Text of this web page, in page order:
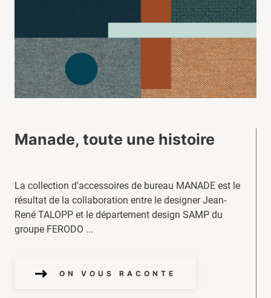
Manade, toute une histoire
La collection d'accessoires de bureau MANADE est le
résultat de la collaboration entre le designer Jean-
René TALOPP et le département design SAMP du
groupe FERODO ...
ON VOUS RACONTE